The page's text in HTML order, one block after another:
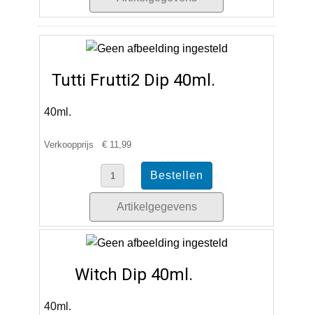
Tutti Frutti2 Dip 40ml.
40ml.
Verkoopprijs € 11,99
Artikelgegevens
Witch Dip 40ml.
40ml.